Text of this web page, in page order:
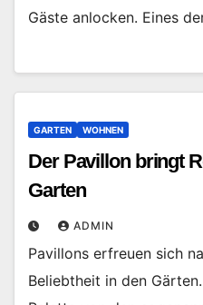
Gäste anlocken. Eines
GARTEN WOHNEN
Der Pavillon bringt
Garten
ADMIN
Pavillons erfreuen sich
Beliebtheit in den